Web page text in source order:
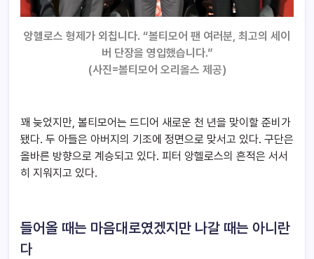
앙헬로스 형제가 외칩니다. “볼티모어 팬 여러분, 최고의 세이
버 단장을 영입했습니다.”
(사진=볼티모어 오리올스 제공)
꽤 늦었지만, 볼티모어는 드디어 새로운 천 년을 맞이할 준비가
됐다. 두 아들은 아버지의 기조에 정면으로 맞서고 있다. 구단은
올바른 방향으로 계승되고 있다. 피터 앙헬로스의 흔적은 서서
히 지워지고 있다.
들어올 때는 마음대로였겠지만 나갈 때는 아니란
다